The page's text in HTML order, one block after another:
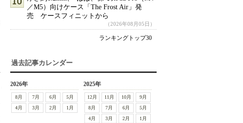
／M5）向けケース「The Frost Air」発
売 ケースフィニットから
（2026年08月05日）
ランキングトップ30
過去記事カレンダー
2026年
8月 7月 6月
5月
4月
3月 2月 1月
2025年
12月 11月 10月
9月
8月
7月 6月
5月
4月
3月 2月 1月